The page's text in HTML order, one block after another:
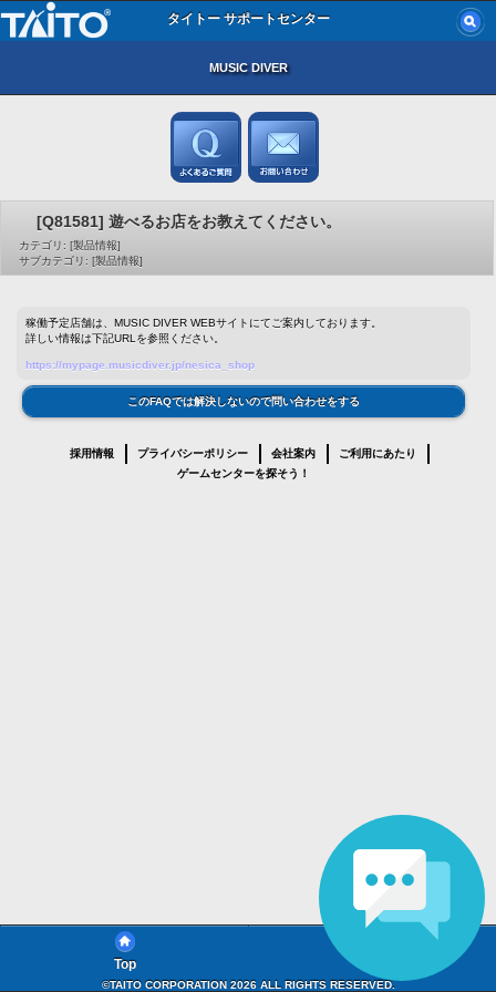
タイトー サポートセンター
MUSIC DIVER
[Q81581] 遊べるお店をお教えてください。
カテゴリ: [製品情報]
サブカテゴリ: [製品情報]
稼働予定店舗は、MUSIC DIVER WEBサイトにてご案内しております。
詳しい情報は下記URLを参照ください。
https://mypage.musicdiver.jp/nesica_shop
このFAQでは解決しないので問い合わせをする
採用情報 プライバシーポリシー 会社案内
ご利用にあたり
ゲームセンターを探そう！
Top
©TAITO CORPORATION 2026 ALL RIGHTS RESERVED.